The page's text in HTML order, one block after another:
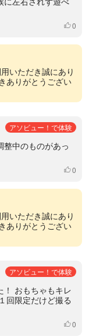
いいね
0
いただき誠にあり
ありがとうござい
アソビュー！で体験
中のものがあっ
いいね
0
いただき誠にあり
ありがとうござい
アソビュー！で体験
！ おもちゃもキレ
回限定だけど撮る
いいね
0